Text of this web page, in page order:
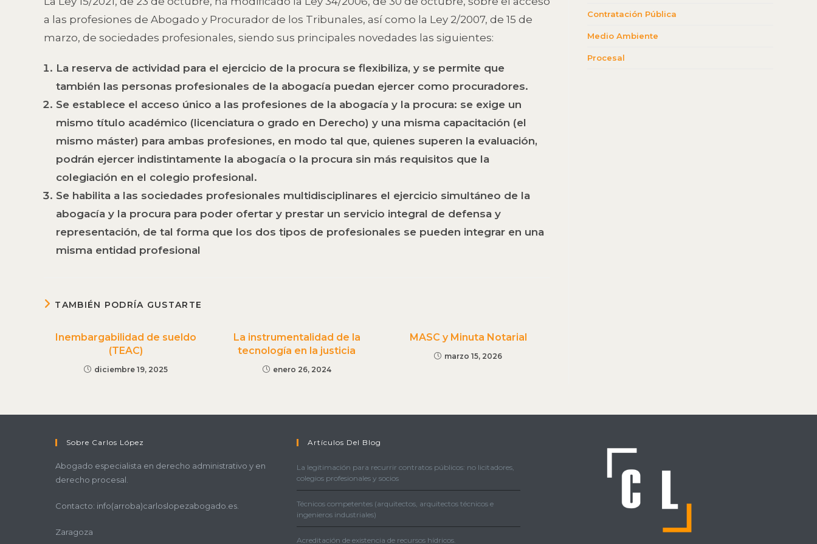
Contratación Pública
Medio Ambiente
Procesal
a las profesiones de Abogado y Procurador de los Tribunales, así como la Ley 2/2007, de 15 de
marzo, de sociedades profesionales, siendo sus principales novedades las siguientes:
La reserva de actividad para el ejercicio de la procura se flexibiliza, y se permite que
también las personas profesionales de la abogacía puedan ejercer como procuradores.
Se establece el acceso único a las profesiones de la abogacía y la procura: se exige un
mismo título académico (licenciatura o grado en Derecho) y una misma capacitación (el
mismo máster) para ambas profesiones, en modo tal que, quienes superen la evaluación,
podrán ejercer indistintamente la abogacía o la procura sin más requisitos que la
colegiación en el colegio profesional.
Se habilita a las sociedades profesionales multidisciplinares el ejercicio simultáneo de la
abogacía y la procura para poder ofertar y prestar un servicio integral de defensa y
representación, de tal forma que los dos tipos de profesionales se pueden integrar en una
misma entidad profesional
TAMBIÉN PODRÍA GUSTARTE
Inembargabilidad de sueldo
(TEAC)
diciembre 19, 2025
La instrumentalidad de la
tecnología en la justicia
enero 26, 2024
MASC y Minuta Notarial
marzo 15, 2026
Sobre Carlos López
Abogado especialista en derecho administrativo y en
derecho procesal.
Contacto: info(arroba)carloslopezabogado.es.
Zaragoza
Artículos Del Blog
La legitimación para recurrir contratos públicos: no licitadores,
colegios profesionales y socios
Técnicos competentes (arquitectos, arquitectos técnicos e
ingenieros industriales)
Acreditación de existencia de recursos hídricos.